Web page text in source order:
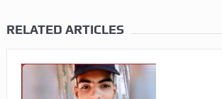
RELATED ARTICLES